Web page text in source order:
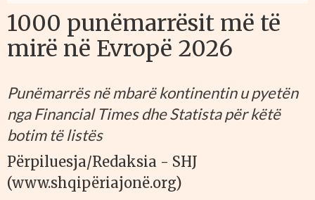
1000 punëmarrësit më të
mirë në Evropë 2026
Punëmarrës në mbarë kontinentin u pyetën
nga Financial Times dhe Statista për këtë
botim të listës
Përpiluesja/Redaksia - SHJ
(www.shqipëriajonë.org)